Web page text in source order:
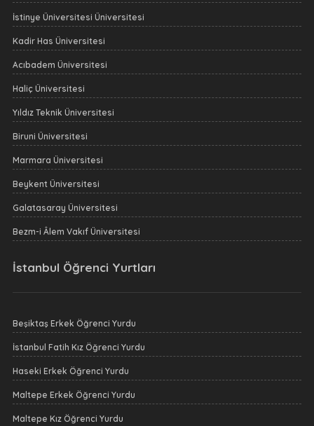
İstinye Üniversitesi Üniversitesi
Kadir Has Üniversitesi
Acıbadem Üniversitesi
Haliç Üniversitesi
Yıldız Teknik Üniversitesi
Biruni Üniversitesi
Marmara Üniversitesi
Beykent Üniversitesi
Galatasaray Üniversitesi
Bezm-i Âlem Vakıf Üniversitesi
İstanbul Öğrenci Yurtları
Beşiktaş Erkek Öğrenci Yurdu
İstanbul Fatih Kız Öğrenci Yurdu
Haseki Erkek Öğrenci Yurdu
Maltepe Erkek Öğrenci Yurdu
Maltepe Kız Öğrenci Yurdu